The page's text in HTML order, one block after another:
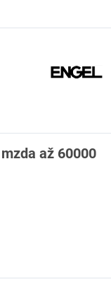
až 60000